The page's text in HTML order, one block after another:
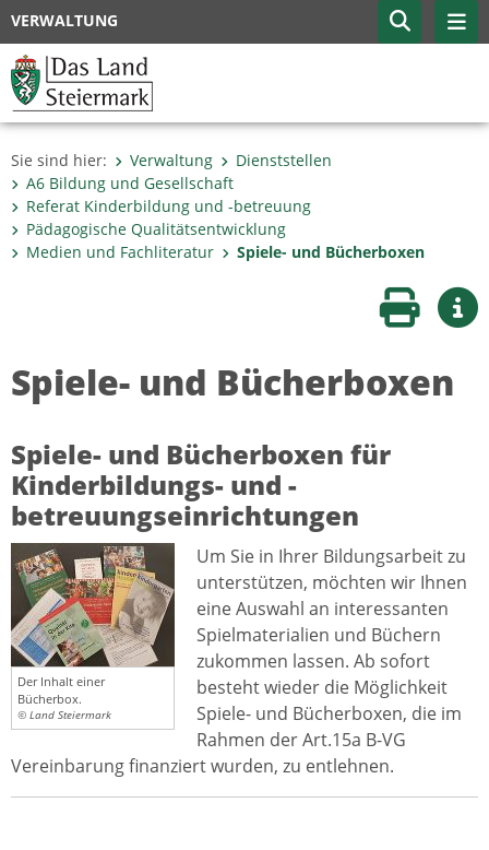
VERWALTUNG
Sie sind hier: Verwaltung
Dienststellen
A6 Bildung und Gesellschaft
Referat Kinderbildung und -betreuung
Pädagogische Qualitätsentwicklung
Medien und Fachliteratur
Spiele- und Bücherboxen
Seite
Spiele- und Bücherboxen
Spiele- und Bücherboxen für
Kinderbildungs- und -
betreuungseinrichtungen
Der Inhalt einer
Bücherbox.
© Land Steiermark
Um Sie in Ihrer Bildungsarbeit zu
unterstützen, möchten wir Ihnen
eine Auswahl an interessanten
Spielmaterialien und Büchern
zukommen lassen. Ab sofort
besteht wieder die Möglichkeit
Spiele- und Bücherboxen, die im
Rahmen der Art.15a B-VG
Vereinbarung finanziert wurden, zu entlehnen.